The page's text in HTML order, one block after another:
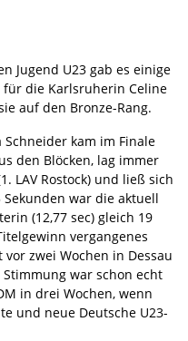
Jugend U23 gab es einige
die Karlsruherin Celine
auf den Bronze-Rang.
kam im Finale
den Blöcken, lag immer
LAV Rostock) und ließ sich
war die aktuell
(12,77 sec) gleich 19
vergangenes
zwei Wochen in Dessau
war schon echt
in drei Wochen, wenn
und neue Deutsche U23-